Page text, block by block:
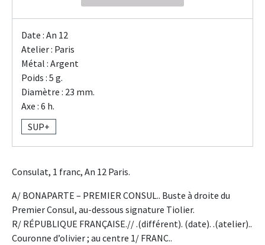
Date : An 12
Atelier : Paris
Métal : Argent
Poids : 5 g.
Diamètre : 23 mm.
Axe : 6 h.
SUP+
Consulat, 1 franc, An 12 Paris.
A/ BONAPARTE – PREMIER CONSUL.. Buste à droite du
Premier Consul, au-dessous signature Tiolier.
R/ RÉPUBLIQUE FRANÇAISE.// .(différent). (date). .(atelier)..
Couronne d’olivier ; au centre 1/ FRANC..